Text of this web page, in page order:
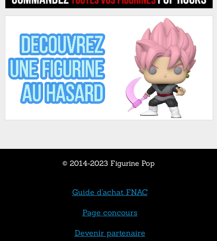
© 2014-2023 Figurine Pop
Guide d'achat FNAC
Page concours
Devenir partenaire